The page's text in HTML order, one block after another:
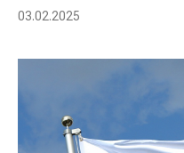
03.02.2025